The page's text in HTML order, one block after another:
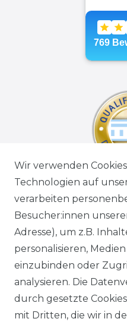
Wir verwenden
Technologien auf
verarbeiten
Besucher:innen
Adresse), um z.B.
personalisieren,
einzubinden oder
analysieren. Die
durch gesetzte
mit Dritten, die wir in